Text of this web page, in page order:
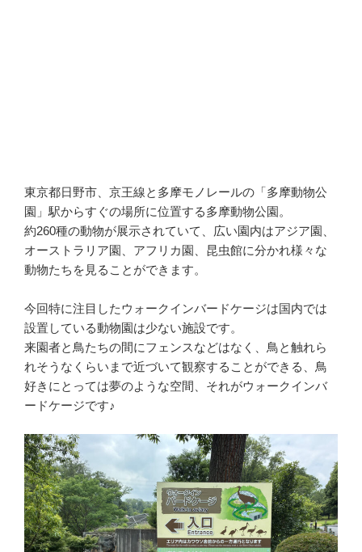
東京都日野市、京王線と多摩モノレールの「多摩動物公
園」駅からすぐの場所に位置する多摩動物公園。
約260種の動物が展示されていて、広い園内はアジア園、
オーストラリア園、アフリカ園、昆虫館に分かれ様々な
動物たちを見ることができます。
今回特に注目したウォークインバードケージは国内では
設置している動物園は少ない施設です。
来園者と鳥たちの間にフェンスなどはなく、鳥と触れら
れそうなくらいまで近づいて観察することができる、鳥
好きにとっては夢のような空間、それがウォークインバ
ードケージです♪